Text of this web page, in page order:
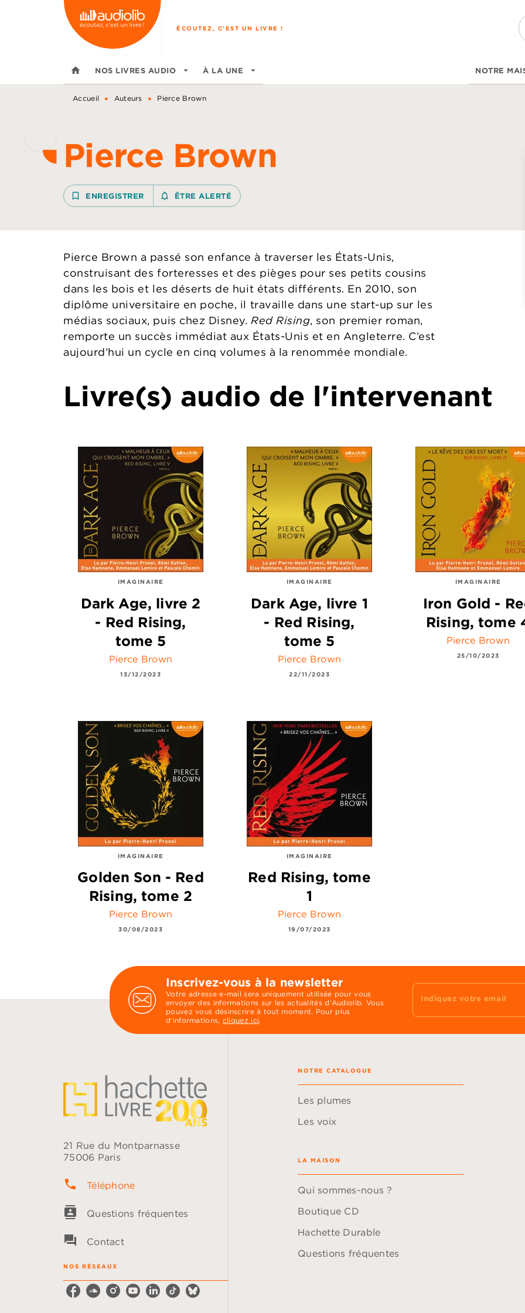
MENU RECHERCHE
ÉCOUTEZ, C'EST UN LIVRE !
home NOS LIVRES AUDIO arrow_drop_down À LA UNE arrow_drop_down NOTRE
Accueil • Auteurs • Pierce Brown
Pierce Brown
bookmark_border ENREGISTRER notifications_none_outlined
ÊTRE ALERTÉ
Pierce Brown a passé son enfance à traverser les États-Unis,
construisant des forteresses et des pièges pour ses petits cousins
dans les bois et les déserts de huit états différents. En 2010, son
diplôme universitaire en poche, il travaille dans une start-up sur les
médias sociaux, puis chez Disney.Red Rising, son premier roman,
remporte un succès immédiat aux États-Unis et en Angleterre. C’est
aujourd’hui un cycle en cinq volumes à la renommée mondiale.
Livre(s) audio de l'intervenant
IMAGINAIRE
Dark Age, livre 2
- Red Rising,
tome 5
Pierce Brown
13/12/2023
IMAGINAIRE
Dark Age, livre 1
- Red Rising,
tome 5
Pierce Brown
22/11/2023
IMAGINAIRE
Iron Gold -
Rising, tome
Pierce Brown
25/10/2023
IMAGINAIRE
Golden Son - Red
Rising, tome 2
Pierce Brown
30/08/2023
IMAGINAIRE
Red Rising, tome
1
Pierce Brown
19/07/2023
Inscrivez-vous à la newsletter
Votre adresse e-mail sera uniquement utilisée pour vous
envoyer des informations sur les actualités d'Audiolib. Vous
pouvez vous désinscrire à tout moment. Pour plus
d’informations, cliquez ici.
Indiquez votre email
21 Rue du Montparnasse
75006 Paris
phone Téléphone
contacts Questions fréquentes
question_answer Contact
NOS RÉSEAUX
NOTRE CATALOGUE
Les plumes
Les voix
LA MAISON
Qui sommes-nous ?
Boutique CD
Hachette Durable
Questions fréquentes